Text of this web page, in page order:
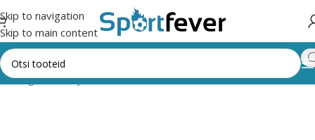
Skip to navigation
Skip to main content
kategooriad Ujumine BASSEINITARVIKUD/ MÄNGUVAHENDID